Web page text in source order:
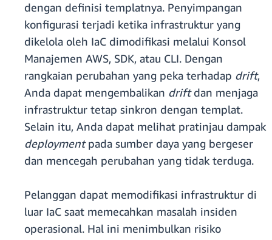
dengan definisi templatnya. Penyimpangan
konfigurasi terjadi ketika infrastruktur yang
dikelola oleh IaC dimodifikasi melalui Konsol
Manajemen AWS, SDK, atau CLI. Dengan
rangkaian perubahan yang peka terhadap drift,
Anda dapat mengembalikan driftdan menjaga
infrastruktur tetap sinkron dengan templat.
Selain itu, Anda dapat melihat pratinjau dampak
deploymentpada sumber daya yang bergeser
dan mencegah perubahan yang tidak terduga.
Pelanggan dapat memodifikasi infrastruktur di
luar IaC saat memecahkan masalah insiden
operasional. Hal ini menimbulkan risiko